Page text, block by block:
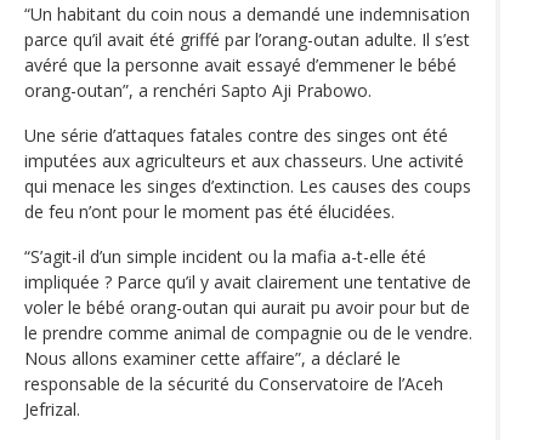
“Un habitant du coin nous a demandé une indemnisation
parce qu’il avait été griffé par l’orang-outan adulte. Il s’est
avéré que la personne avait essayé d’emmener le bébé
orang-outan”, a renchéri Sapto Aji Prabowo.
Une série d’attaques fatales contre des singes ont été
imputées aux agriculteurs et aux chasseurs. Une activité
qui menace les singes d’extinction. Les causes des coups
de feu n’ont pour le moment pas été élucidées.
“S’agit-il d’un simple incident ou la mafia a-t-elle été
impliquée ? Parce qu’il y avait clairement une tentative de
voler le bébé orang-outan qui aurait pu avoir pour but de
le prendre comme animal de compagnie ou de le vendre.
Nous allons examiner cette affaire”, a déclaré le
responsable de la sécurité du Conservatoire de l’Aceh
Jefrizal.